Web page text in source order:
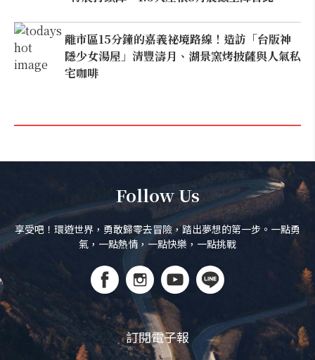
離市區15分鐘的嘉義祕境路線！造訪「台版神
隱少女湯屋」清豐濤月、湖景窯烤披薩與人氣私
宅咖啡
Follow Us
享受吧！環遊世界，勇敢歸零去冒險，踏出夢想的第一步。一點勇
氣，一點熱情，一點快樂，一點挑戰
訂閱電子報